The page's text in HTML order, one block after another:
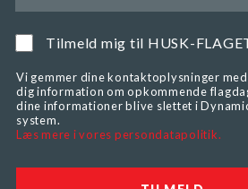
Tilmeld mig til HUSK-
Vi gemmer dine kontaktoplysninger
dig information om opkommende
dine informationer blive slettet i
system.
Læs mere i vores persondatapolitik.